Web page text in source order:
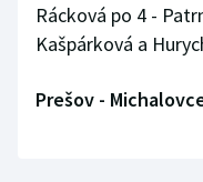
Stolní tenis
Rácková po 4 -
Kašpárková a
Prešov -